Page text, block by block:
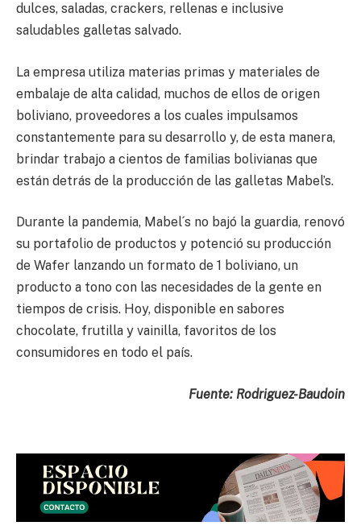
dulces, saladas, crackers, rellenas e inclusive
saludables galletas salvado.
La empresa utiliza materias primas y materiales de
embalaje de alta calidad, muchos de ellos de origen
boliviano, proveedores a los cuales impulsamos
constantemente para su desarrollo y, de esta manera,
brindar trabajo a cientos de familias bolivianas que
están detrás de la producción de las galletas Mabel’s.
Durante la pandemia, Mabel´s no bajó la guardia, renovó
su portafolio de productos y potenció su producción
de Wafer lanzando un formato de 1 boliviano, un
producto a tono con las necesidades de la gente en
tiempos de crisis. Hoy, disponible en sabores
chocolate, frutilla y vainilla, favoritos de los
consumidores en todo el país.
Fuente: Rodriguez-Baudoin